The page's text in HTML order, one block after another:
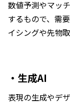
数値予測やマッ
するもので、需
イシングや先物
・生成AI
表現の生成やデ